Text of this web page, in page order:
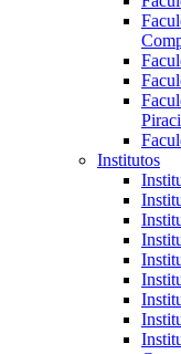
Institutos